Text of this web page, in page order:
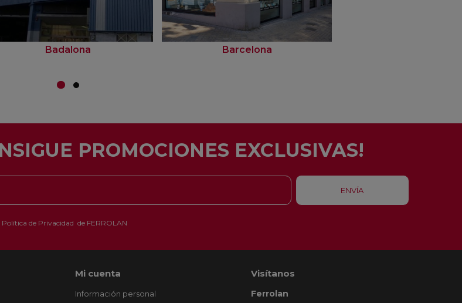
Badalona Barcelona
PROMOCIONES EXCLUSIVAS!
Política de Privacidad de FERROLAN
Mi cuenta
Información personal
Visítanos
Ferrolan